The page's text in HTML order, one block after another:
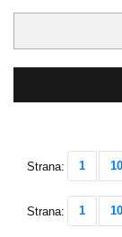
Strana: 1 10
Strana: 1 10